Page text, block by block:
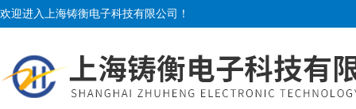
欢迎进入上海铸衡电子科技有限公司！